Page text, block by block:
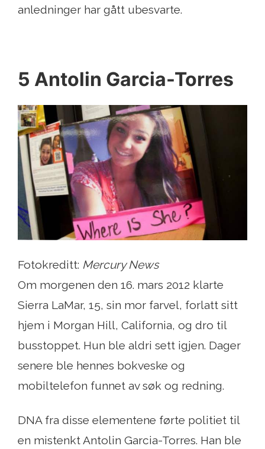
anledninger har gått ubesvarte.
5 Antolin Garcia-Torres
Fotokreditt: Mercury News
Om morgenen den 16. mars 2012 klarte
Sierra LaMar, 15, sin mor farvel, forlatt sitt
hjem i Morgan Hill, California, og dro til
busstoppet. Hun ble aldri sett igjen. Dager
senere ble hennes bokveske og
mobiltelefon funnet av søk og redning.
DNA fra disse elementene førte politiet til
en mistenkt Antolin Garcia-Torres. Han ble